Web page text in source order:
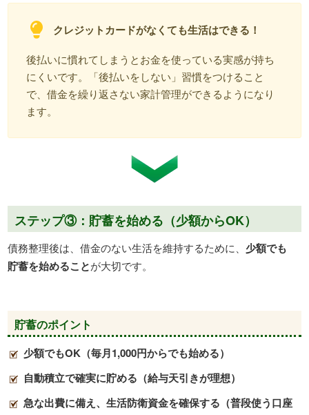
クレジットカードがなくても生活はできる！
後払いに慣れてしまうとお金を使っている実感が持ち
にくいです。「後払いをしない」習慣をつけること
で、借金を繰り返さない家計管理ができるようになり
ます。
ステップ③：貯蓄を始める（少額からOK）
債務整理後は、借金のない生活を維持するために、少額でも
貯蓄を始めることが大切です。
貯蓄のポイント
少額でもOK（毎月1,000円からでも始める）
自動積立で確実に貯める（給与天引きが理想）
急な出費に備え、生活防衛資金を確保する（普段使う口座